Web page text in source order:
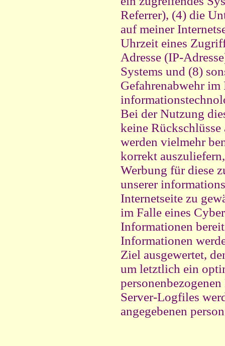
Referrer), (4) die
auf meiner
Uhrzeit eines
Adresse (IP-
Systems und (8)
Gefahrenabwehr
Bei der Nutzung
keine
werden vielmehr
korrekt
Werbung für diese
unserer
Internetseite zu
im Falle eines
Informationen
Informationen
Ziel ausgewertet,
um letztlich ein
Server-Logfiles
angegebenen